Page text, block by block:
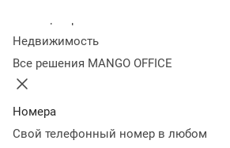
Недвижимость
Все решения MANGO OFFICE
Номера
Свой телефонный номер в любом
торговых площадокКак начать
вложений
Для открытия собственного интернет-
стартовый капитал. Но существует